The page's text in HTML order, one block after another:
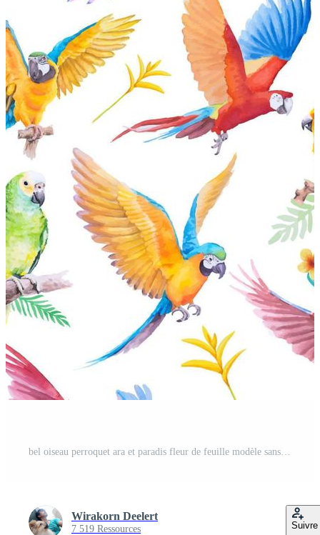
bel oiseau perroquet ara et paradis fleur de feuille modèle sans couture aquarelle peinte à la main Vecteur Pro
Wirakorn Deelert
7 519 Ressources Suivre